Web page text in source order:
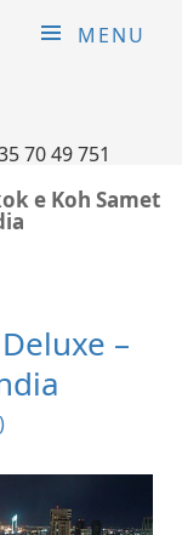
MENU
70 49 751
e Koh Samet
–